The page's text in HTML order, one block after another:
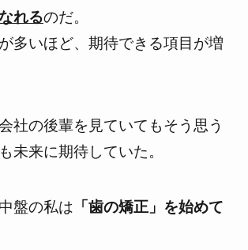
れるのだ。
多いほど、期待できる項目が増
社の後輩を見ていてもそう思う
未来に期待していた。
盤の私は 「歯の矯正」を始めて